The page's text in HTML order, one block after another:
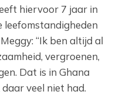
hiervoor 7 jaar in
“Ik ben altijd al
vergroenen,
Dat is in Ghana
veel niet had.